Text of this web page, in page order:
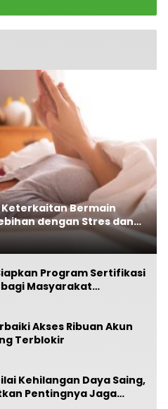
Keterkaitan Bermain
dengan Stres dan
Program Sertifikasi
Masyarakat
Rendah
Akses Ribuan Akun
Terblokir
Kehilangan Daya Saing,
Pentingnya Jaga